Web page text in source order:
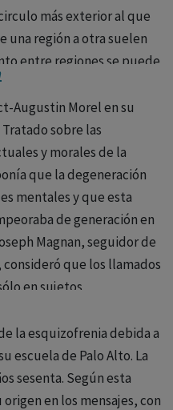
más exterior al que
una región a otra suelen
entre regiones se puede
vector. A él le debemos el
Augustin Morel en su
sobre las
y morales de la
que la degeneración
mentales y que esta
de generación en
Magnan, seguidor de
que los llamados
en sujetos
delirios crónicos
la esquizofrenia debida a
escuela de Palo Alto. La
sesenta. Según esta
en los mensajes, con